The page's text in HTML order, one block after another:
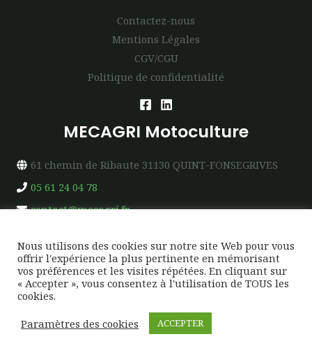
Contactez-nous
Mentions Légales
CGV/CGU
Politique de confidentialité
MECAGRI Motoculture
61 chemin de Ribaute 31130 QUINT-FONSEGRIVES
05 61 24 04 78
contact@mecagri.fr
Création & Design →SUDWEB-FACTORY
Nous utilisons des cookies sur notre site Web pour vous
offrir l'expérience la plus pertinente en mémorisant
vos préférences et les visites répétées. En cliquant sur
« Accepter », vous consentez à l'utilisation de TOUS les
cookies.
Paramètres des cookies
ACCEPTER